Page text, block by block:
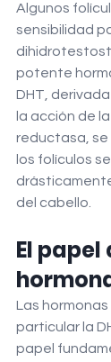
Algunos
sensibilidad
potente
DHT,
la acción de
reductasa, se
los folículos
del cabello.
El papel
Las
particular la
papel